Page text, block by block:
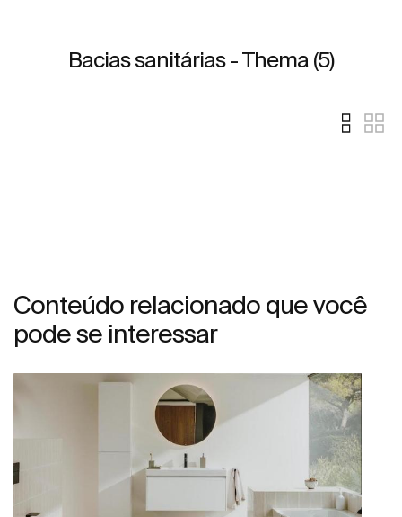
Bacias sanitárias - Thema (5)
Conteúdo relacionado que você
pode se interessar